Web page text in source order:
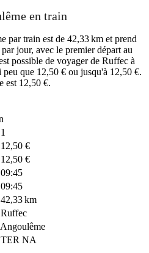
en train
par train est de 42,33 km et prend
jour, avec le premier départ au
possible de voyager de Ruffec à
que 12,50 € ou jusqu'à 12,50 €.
est 12,50 €.
1
12,50 €
12,50 €
09:45
09:45
42,33 km
Ruffec
Angoulême
TER NA
© CARTO